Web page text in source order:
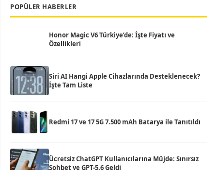
POPÜLER HABERLER
Honor Magic V6 Türkiye’de: İşte Fiyatı ve
Özellikleri
Siri AI Hangi Apple Cihazlarında Desteklenecek?
İşte Tam Liste
Redmi 17 ve 17 5G 7.500 mAh Batarya ile Tanıtıldı
Ücretsiz ChatGPT Kullanıcılarına Müjde: Sınırsız
Sohbet ve GPT-5.6 Geldi